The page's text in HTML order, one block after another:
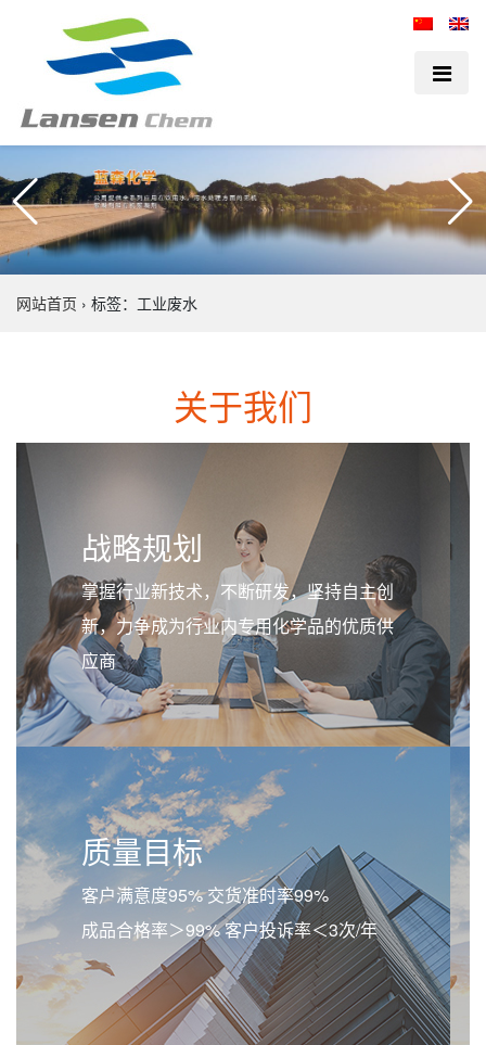
网站首页 › 标签：工业废水
关于我们
战略规划
掌握行业新技术，不断研发，坚持自主创
新，力争成为行业内专用化学品的优质供
应商
质量目标
客户满意度95% 交货准时率99%
成品合格率＞99% 客户投诉率＜3次/年